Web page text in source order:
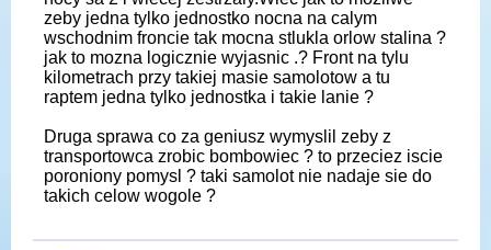
zeby jedna tylko jednostko nocna na calym
wschodnim froncie tak mocna stlukla orlow stalina ?
jak to mozna logicznie wyjasnic .? Front na tylu
kilometrach przy takiej masie samolotow a tu
raptem jedna tylko jednostka i takie lanie ?
Druga sprawa co za geniusz wymyslil zeby z
transportowca zrobic bombowiec ? to przeciez iscie
poroniony pomysl ? taki samolot nie nadaje sie do
takich celow wogole ?